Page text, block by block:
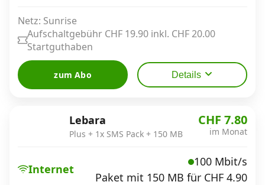
Netz: Sunrise
Aufschaltgebühr CHF 19.90 inkl. CHF 20.00
Startguthaben
zum Abo Details
Lebara
Plus + 1x SMS Pack + 150 MB
CHF 7.80
im Monat
Internet
100 Mbit/s
Paket mit 150 MB für CHF 4.90